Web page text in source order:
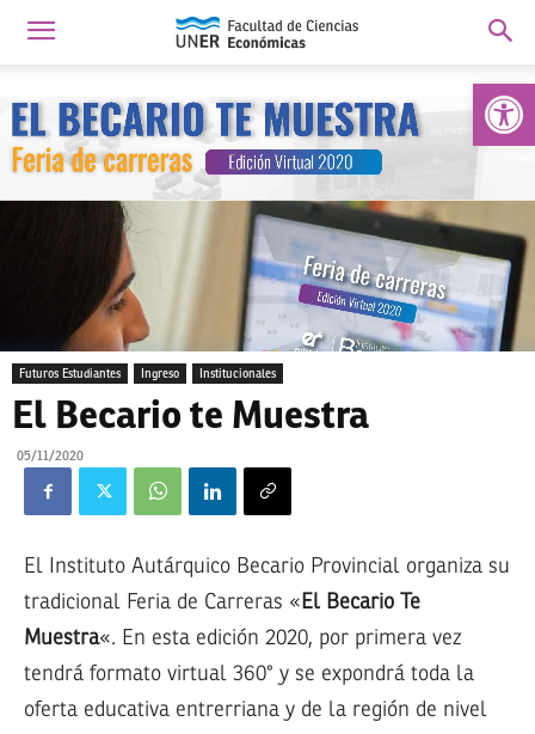
Abrir
Futuros Estudiantes Ingreso Institucionales
El Becario te Muestra
05/11/2020
El Instituto Autárquico Becario Provincial organiza su
tradicional Feria de Carreras « El Becario Te
Muestra«. En esta edición 2020, por primera vez
tendrá formato virtual 360° y se expondrá toda la
oferta educativa entrerriana y de la región de nivel